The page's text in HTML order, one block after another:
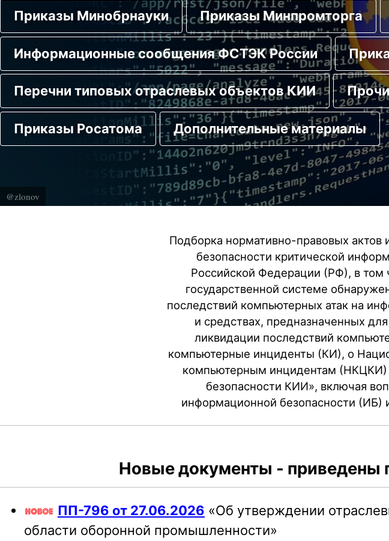
v
g
t
Приказы Минобрнауки Приказы Минпромторга
Информационные сообщения ФСТЭК России
Перечни типовых отраслевых объектов КИИ
Приказы Росатома Дополнительные материалы
@zlonov
Подборка нормативно-правовых актов
безопасности критической
Российской Федерации (РФ), в
государственной системе
последствий компьютерных атак на
и средствах, предназначенных
ликвидации последствий
компьютерные инциденты (КИ), о
компьютерным инцидентам
безопасности КИИ», включая
информационной безопасности
Новые документы - приведены
ПП-796 от 27.06.2026 «Об утверждении
области оборонной промышленности»